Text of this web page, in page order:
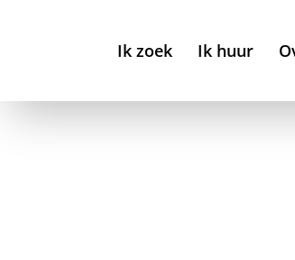
Ik zoek Ik huur